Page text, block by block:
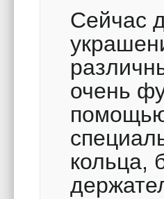
Сейчас
очень
кольца,